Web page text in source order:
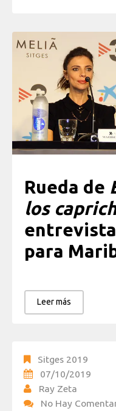
Rueda de
los
para
Leer más
Sitges 2019
07/10/2019
Ray Zeta
No Hay